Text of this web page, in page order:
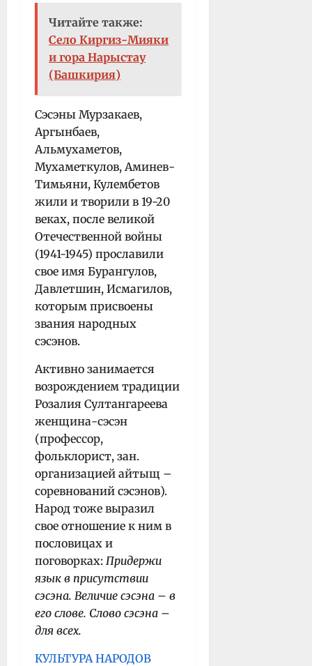
Читайте также:
Село Киргиз-Мияки
и гора Нарыстау
(Башкирия)
Сэсэны Мурзакаев,
Аргынбаев,
Альмухаметов,
Мухаметкулов, Аминев-
Тимьяни, Кулембетов
жили и творили в 19-20
веках, после великой
Отечественной войны
(1941-1945) прославили
свое имя Бурангулов,
Давлетшин, Исмагилов,
которым присвоены
звания народных
сэсэнов.
Активно занимается
возрождением традиции
Розалия Султангареева
женщина-сэсэн
(профессор,
фольклорист, зан.
организацией айтыщ –
соревнований сэсэнов).
Народ тоже выразил
свое отношение к ним в
пословицах и
поговорках: Придержи
язык в присутствии
сэсэна. Величие сэсэна – в
его слове. Слово сэсэна –
для всех.
КУЛЬТУРА НАРОДОВ